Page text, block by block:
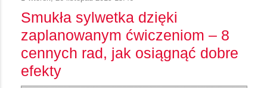
Smukła sylwetka dzięki
zaplanowanym ćwiczeniom – 8
cennych rad, jak osiągnąć dobre
efekty